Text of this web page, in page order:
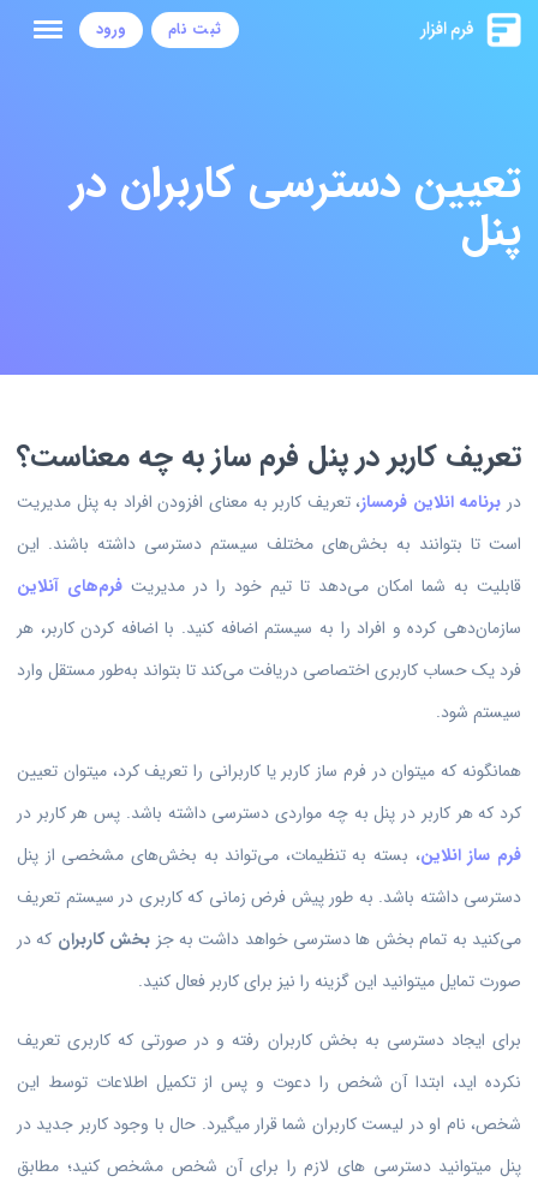
ثبت نام ورود
تعیین دسترسی کاربران در
پنل
تعریف کاربر در پنل فرم ساز به چه معناست؟
در برنامه انلاین فرمساز، تعریف کاربر به معنای افزودن افراد به پنل مدیریت
است تا بتوانند به بخش‌های مختلف سیستم دسترسی داشته باشند. این
قابلیت به شما امکان می‌دهد تا تیم خود را در مدیریت فرم‌های آنلاین
سازمان‌دهی کرده و افراد را به سیستم اضافه کنید. با اضافه کردن کاربر، هر
فرد یک حساب کاربری اختصاصی دریافت می‌کند تا بتواند به‌طور مستقل وارد
سیستم شود.
همانگونه که میتوان در فرم ساز کاربر یا کاربرانی را تعریف کرد، میتوان تعیین
کرد که هر کاربر در پنل به چه مواردی دسترسی داشته باشد. پس هر کاربر در
فرم ساز انلاین، بسته به تنظیمات، می‌تواند به بخش‌های مشخصی از پنل
دسترسی داشته باشد. به طور پیش فرض زمانی که کاربری در سیستم تعریف
می‌کنید به تمام بخش ها دسترسی خواهد داشت به جز بخش کاربران که در
صورت تمایل میتوانید این گزینه را نیز برای کاربر فعال کنید.
برای ایجاد دسترسی به بخش کاربران رفته و در صورتی که کاربری تعریف
نکرده اید، ابتدا آن شخص را دعوت و پس از تکمیل اطلاعات توسط این
شخص، نام او در لیست کاربران شما قرار میگیرد. حال با وجود کاربر جدید در
پنل میتوانید دسترسی های لازم را برای آن شخص مشخص کنید؛ مطابق